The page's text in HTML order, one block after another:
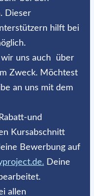
Dieser
hilft bei
wir uns auch über
Zweck. Möchtest
an uns mit dem
und
Kursabschnitt
Bewerbung auf
Deine
allen